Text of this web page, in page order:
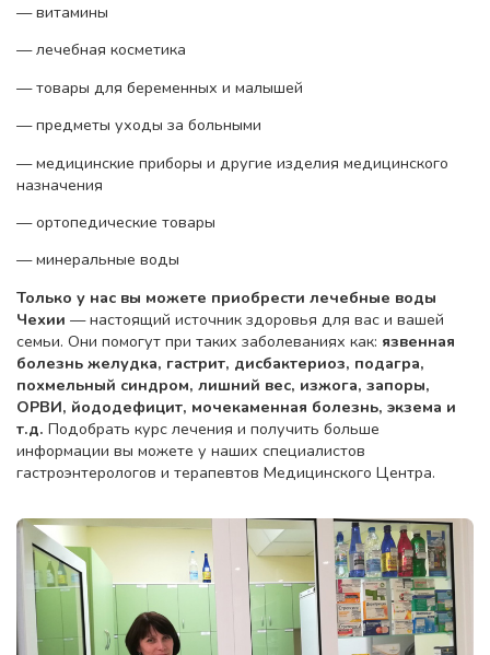
— витамины
— лечебная косметика
— товары для беременных и малышей
— предметы уходы за больными
— медицинские приборы и другие изделия медицинского
назначения
— ортопедические товары
— минеральные воды
Только у нас вы можете приобрести лечебные воды
Чехии — настоящий источник здоровья для вас и вашей
семьи. Они помогут при таких заболеваниях как: язвенная
болезнь желудка, гастрит, дисбактериоз, подагра,
похмельный синдром, лишний вес, изжога, запоры,
ОРВИ, йододефицит, мочекаменная болезнь, экзема и
т.д. Подобрать курс лечения и получить больше
информации вы можете у наших специалистов
гастроэнтерологов и терапевтов Медицинского Центра.